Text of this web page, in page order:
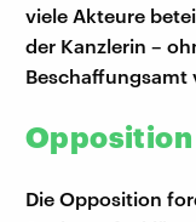
viele Akteure
der Kanzlerin –
Beschaffungsamt
Die Opposition